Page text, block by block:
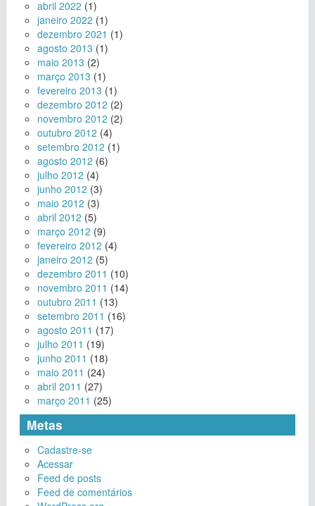
abril 2022 (1)
janeiro 2022 (1)
dezembro 2021 (1)
agosto 2013 (1)
maio 2013 (2)
março 2013 (1)
fevereiro 2013 (1)
dezembro 2012 (2)
novembro 2012 (2)
outubro 2012 (4)
setembro 2012 (1)
agosto 2012 (6)
julho 2012 (4)
junho 2012 (3)
maio 2012 (3)
abril 2012 (5)
março 2012 (9)
fevereiro 2012 (4)
janeiro 2012 (5)
dezembro 2011 (10)
novembro 2011 (14)
outubro 2011 (13)
setembro 2011 (16)
agosto 2011 (17)
julho 2011 (19)
junho 2011 (18)
maio 2011 (24)
abril 2011 (27)
março 2011 (25)
Metas
Cadastre-se
Acessar
Feed de posts
Feed de comentários